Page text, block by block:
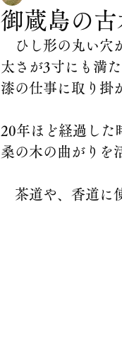
御蔵島の古
ひし形の丸い穴
太さが3寸にも満た
漆の仕事に取り掛
20年ほど経過した
桑の木の曲がりを
茶道や、香道に